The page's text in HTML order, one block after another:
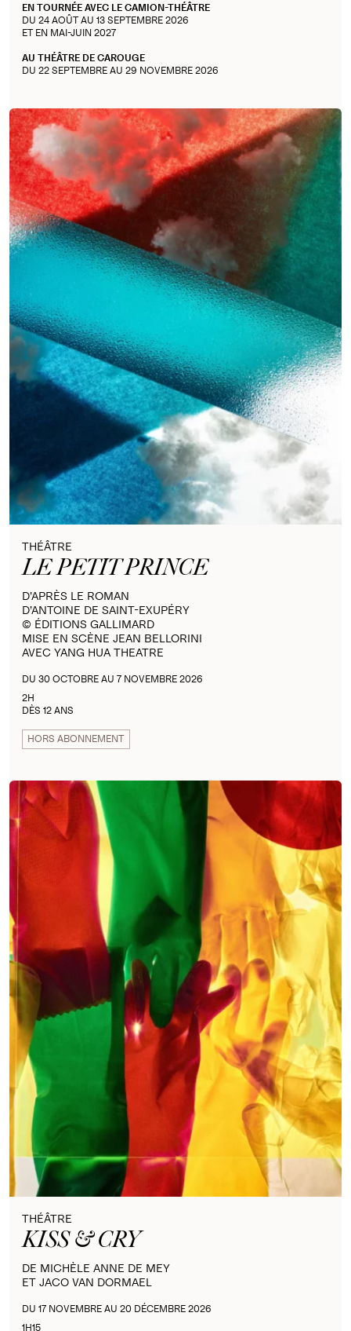
EN TOURNÉE AVEC LE CAMION-THÉÂTRE
DU 24 AOÛT AU 13 SEPTEMBRE 2026
ET EN MAI-JUIN 2027
AU THÉÂTRE DE CAROUGE
DU 22 SEPTEMBRE AU 29 NOVEMBRE 2026
THÉÂTRE
LE PETIT PRINCE
D’APRÈS LE ROMAN
D’ANTOINE DE SAINT-EXUPÉRY
© ÉDITIONS GALLIMARD
MISE EN SCÈNE JEAN BELLORINI
AVEC YANG HUA THEATRE
DU 30 OCTOBRE AU 7 NOVEMBRE 2026
2H
DÈS 12 ANS
HORS ABONNEMENT
THÉÂTRE
KISS & CRY
DE MICHÈLE ANNE DE MEY
ET JACO VAN DORMAEL
DU 17 NOVEMBRE AU 20 DÉCEMBRE 2026
1H15